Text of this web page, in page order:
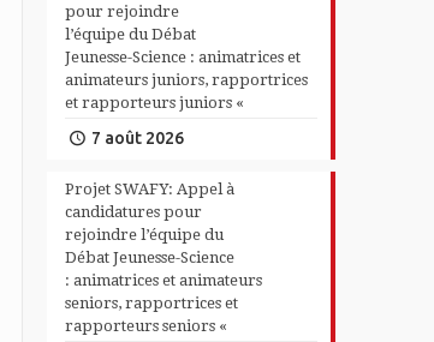
pour rejoindre
l’équipe du Débat
Jeunesse-Science : animatrices et
animateurs juniors, rapportrices
et rapporteurs juniors «
7 août 2026
Projet SWAFY: Appel à
candidatures pour
rejoindre l’équipe du
Débat Jeunesse-Science
: animatrices et animateurs
seniors, rapportrices et
rapporteurs seniors «